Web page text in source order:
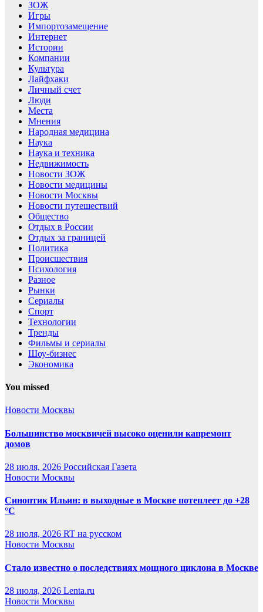
ЗОЖ
Игры
Импортозамещение
Интернет
Истории
Компании
Культура
Лайфхаки
Личный счет
Люди
Места
Мнения
Народная медицина
Наука
Наука и техника
Недвижимость
Новости ЗОЖ
Новости медицины
Новости Москвы
Новости путешествий
Общество
Отдых в России
Отдых за границей
Политика
Происшествия
Психология
Разное
Рынки
Сериалы
Спорт
Технологии
Тренды
Фильмы и сериалы
Шоу-бизнес
Экономика
You missed
Новости Москвы
Большинство москвичей высоко оценили капремонт
домов
28 июля, 2026 Российская Газета
Новости Москвы
Синоптик Ильин: в выходные в Москве потеплеет до +28
°C
28 июля, 2026 RT на русском
Новости Москвы
Стало известно о последствиях мощного циклона в Москве
28 июля, 2026 Lenta.ru
Новости Москвы